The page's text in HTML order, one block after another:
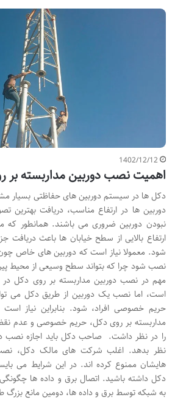
1402/12/12
اهمیت نصب دوربین مداربسته بر
دکل ها در سیستم دوربین های حفاظتی بسیار
دوربین ها در ارتفاع مناسب، دریافت بهترین
نبودن دوربین ضروری می باشند. همانطور که
ارتفاع بالایی از سطح خیابان ها باعث دریافت
شود. معمولا نیاز است که دوربین های خاص
نصب شود چرا که بتواند سطح وسیعی از محیط
مهم در نصب دوربین مداربسته بر روی دکل در
است، اما نصب یک دوربین از طریق دکل می
حریم خصوصی افراد، شود. بنابراین نیاز
مداربسته بر روی دکل، حریم خصوصی و عدم
را در نظر داشت. صاحب دکل باید اجازه نصب
نظر بدهد. اغلب شرکت های مالک دکل،
هایشان ممنوع کرده اند. در این شرایط می
دکل داشته باشید. اتصال برق و داده ها چگونگی
به شبکه توسط برق و داده ها، دومین مانع